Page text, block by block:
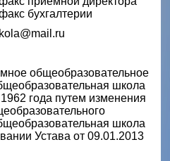
бухгалтерии
общеобразовательное
школа
года путем изменения
школа
Устава от 09.01.2013